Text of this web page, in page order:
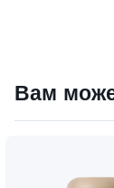
1350₽
Вам